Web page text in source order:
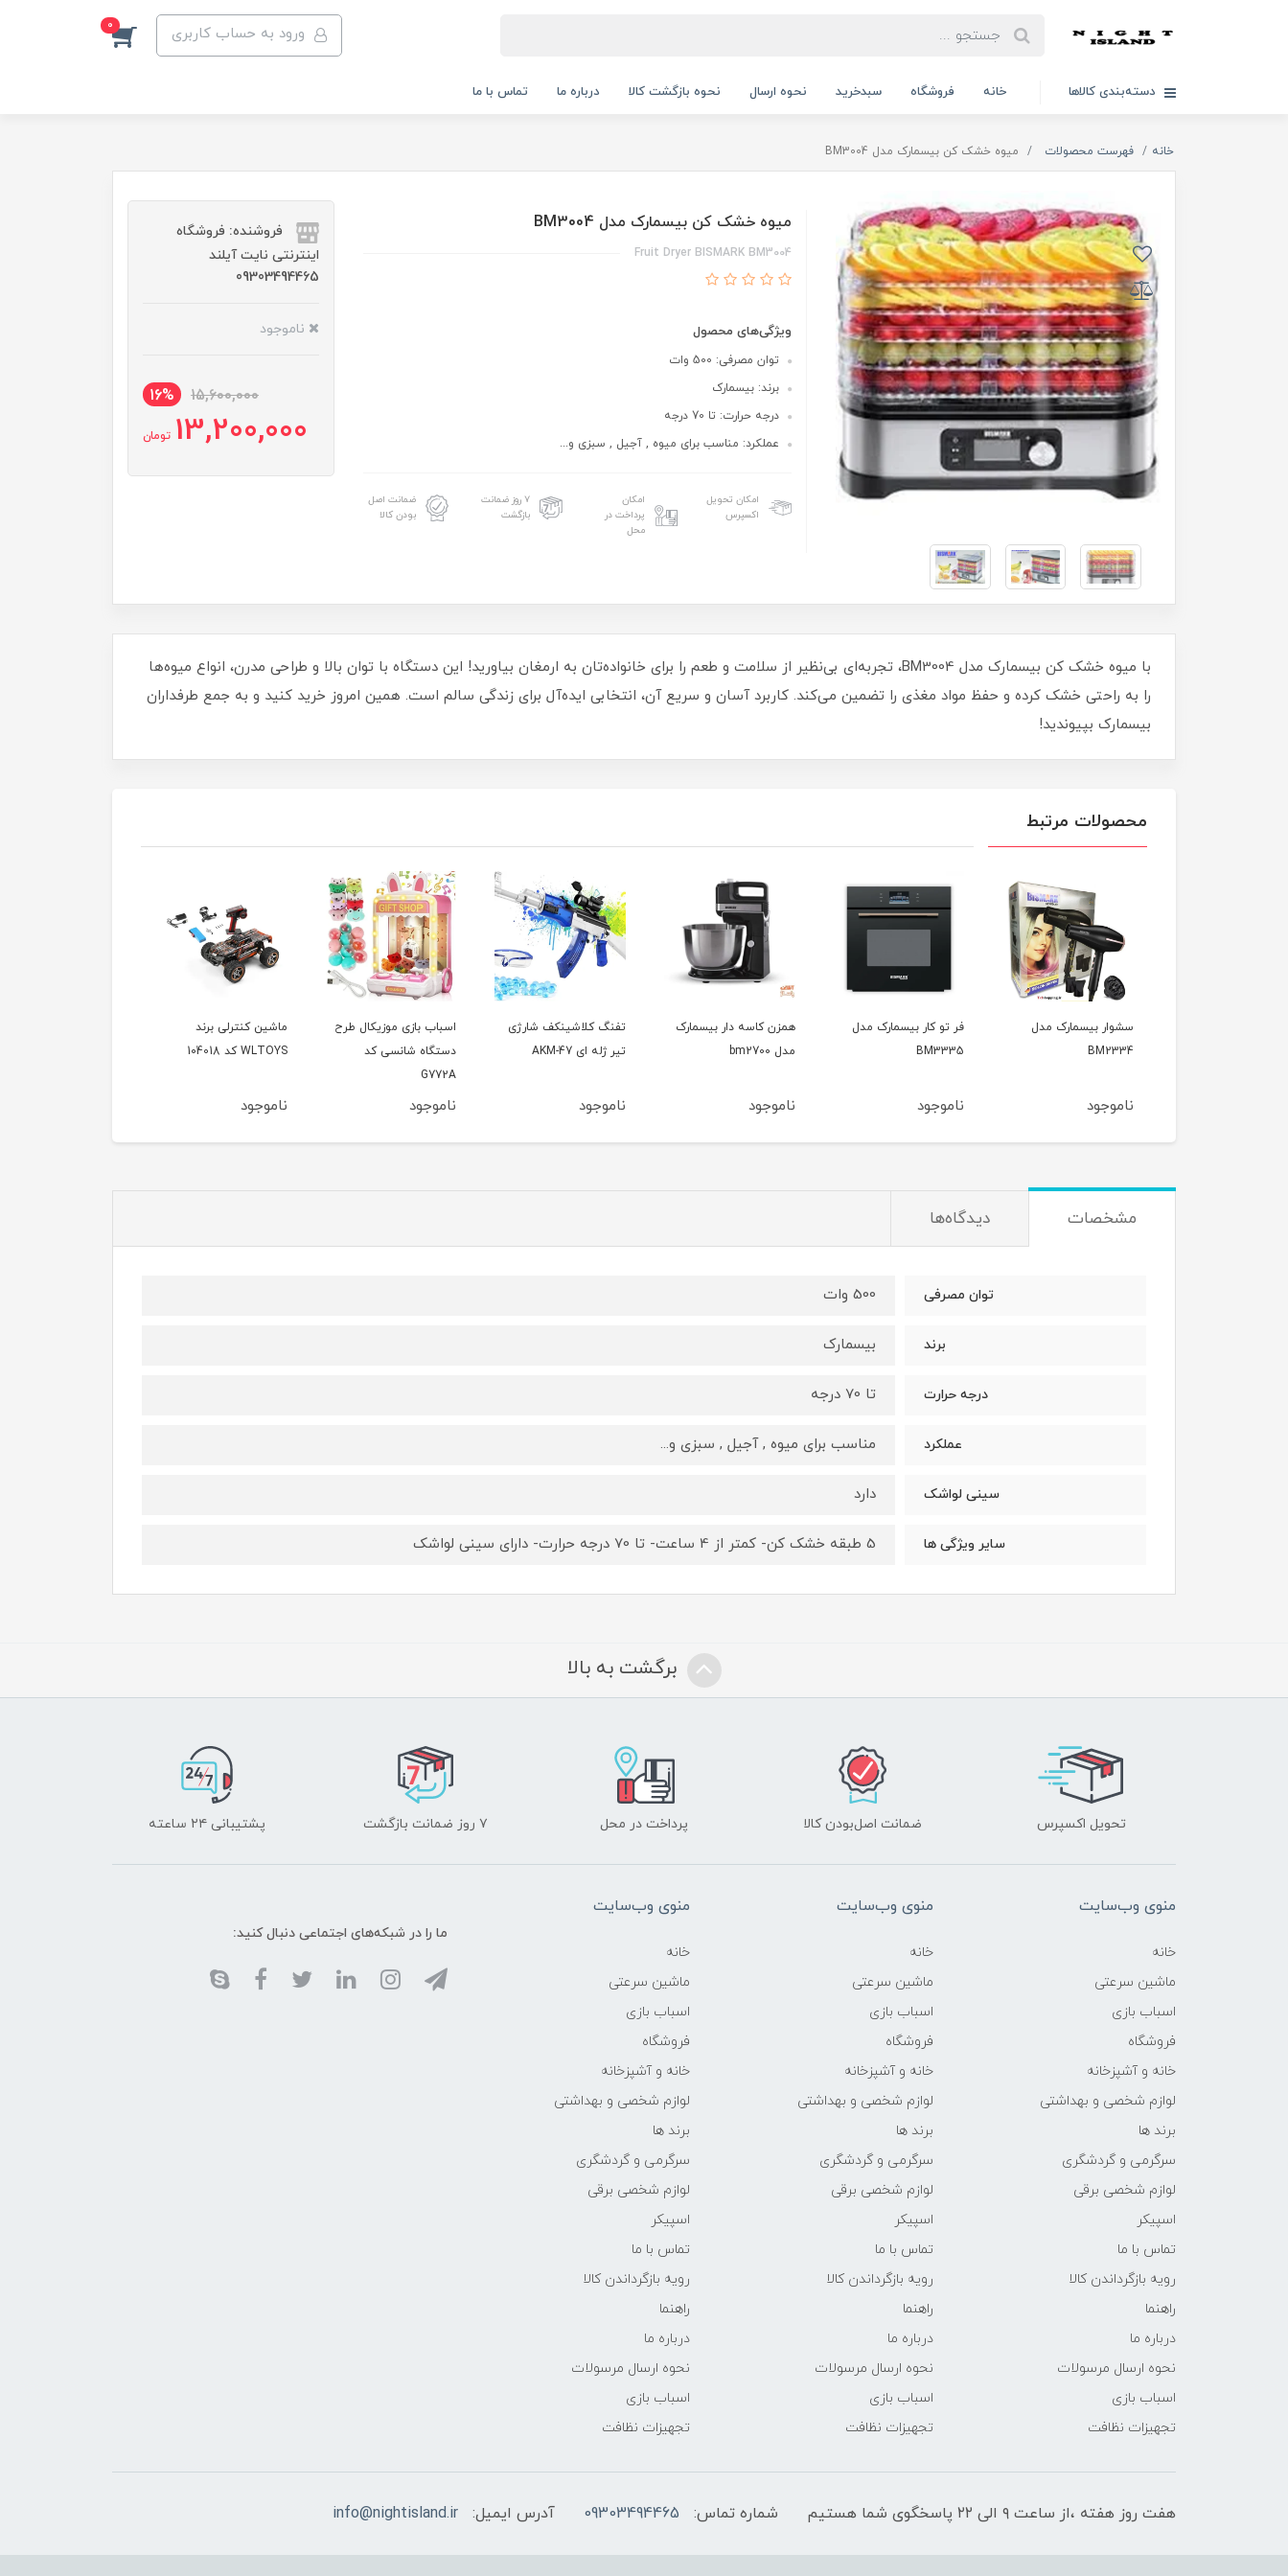
ورود به حساب کاربری 0
دسته‌بندی کالاها خانه فروشگاه سبدخرید نحوه ارسال نحوه بازگشت کالا درباره ما تماس با ما
خانه فهرست محصولات میوه خشک کن بیسمارک مدل BM3004
میوه خشک کن بیسمارک مدل BM3004
Fruit Dryer BISMARK BM3004
ویژگی‌های محصول
توان مصرفی: 500 وات
برند: بیسمارک
درجه حرارت: تا 70 درجه
عملکرد: مناسب برای میوه , آجیل , سبزی و...
امکان تحویل
اکسپرس
امکان
پرداخت در
محل
۷ روز ضمانت
بازگشت
ضمانت اصل
بودن کالا
فروشنده: فروشگاه
اینترنتی نایت آیلند
09303494465
ناموجود
15,600,000
16%
13,200,000 تومان
با میوه خشک کن بیسمارک مدل BM3004، تجربه‌ای بی‌نظیر از سلامت و طعم را برای خانواده‌تان به ارمغان بیاورید! این دستگاه با توان بالا و طراحی مدرن، انواع میوه‌ها
را به راحتی خشک کرده و حفظ مواد مغذی را تضمین می‌کند. کاربرد آسان و سریع آن، انتخابی ایده‌آل برای زندگی سالم است. همین امروز خرید کنید و به جمع طرفداران
بیسمارک بپیوندید!
محصولات مرتبط
سشوار بیسمارک مدل
BM2334
ناموجود
فر تو کار بیسمارک مدل
BM3335
ناموجود
همزن کاسه دار بیسمارک
مدل bm2700
ناموجود
تفنگ کلاشینکف شارژی
تیر ژله ای AKM-47
ناموجود
اسباب بازی موزیکال طرح
دستگاه شانسی کد
G772A
ناموجود
ماشین کنترلی برند
WLTOYS کد 104018
ناموجود
مشخصات دیدگاه‌ها
توان مصرفی 500 وات
برند بیسمارک
درجه حرارت تا 70 درجه
عملکرد مناسب برای میوه , آجیل , سبزی و...
سینی لواشک دارد
سایر ویژگی ها 5 طبقه خشک کن- کمتر از 4 ساعت- تا 70 درجه حرارت- دارای سینی لواشک
برگشت به بالا
تحویل اکسپرس ضمانت اصل‌بودن کالا پرداخت در محل ۷ روز ضمانت بازگشت پشتیبانی ۲۴ ساعته
منوی وب‌سایت
خانه
ماشین سرعتی
اسباب بازی
فروشگاه
خانه و آشپزخانه
لوازم شخصی و بهداشتی
برند ها
سرگرمی و گردشگری
لوازم شخصی برقی
اسپیکر
تماس با ما
رویه بازگرداندن کالا
راهنما
درباره ما
نحوه ارسال مرسولات
اسباب بازی
تجهیزات نظافت
منوی وب‌سایت
خانه
ماشین سرعتی
اسباب بازی
فروشگاه
خانه و آشپزخانه
لوازم شخصی و بهداشتی
برند ها
سرگرمی و گردشگری
لوازم شخصی برقی
اسپیکر
تماس با ما
رویه بازگرداندن کالا
راهنما
درباره ما
نحوه ارسال مرسولات
اسباب بازی
تجهیزات نظافت
منوی وب‌سایت
خانه
ماشین سرعتی
اسباب بازی
فروشگاه
خانه و آشپزخانه
لوازم شخصی و بهداشتی
برند ها
سرگرمی و گردشگری
لوازم شخصی برقی
اسپیکر
تماس با ما
رویه بازگرداندن کالا
راهنما
درباره ما
نحوه ارسال مرسولات
اسباب بازی
تجهیزات نظافت
ما را در شبکه‌های اجتماعی دنبال کنید:
هفت روز هفته ،از ساعت ۹ الی ۲۲ پاسخگوی شما هستیم شماره تماس: 09303494465 آدرس ایمیل: info@nightisland.ir